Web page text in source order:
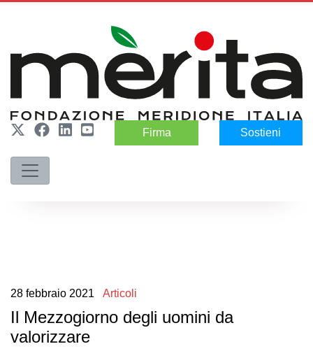
Firma Sostieni
28 febbraio 2021 Articoli
Il Mezzogiorno degli uomini da
valorizzare